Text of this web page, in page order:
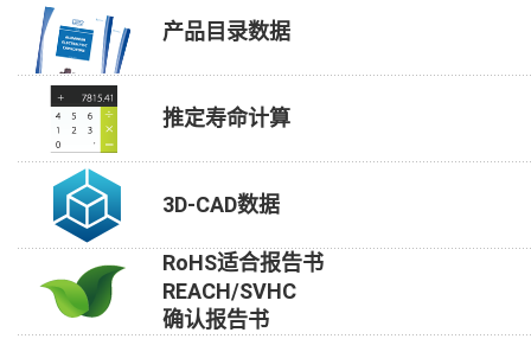
产品目录数据
推定寿命计算
3D-CAD数据
RoHS适合报告书
REACH/SVHC
确认报告书